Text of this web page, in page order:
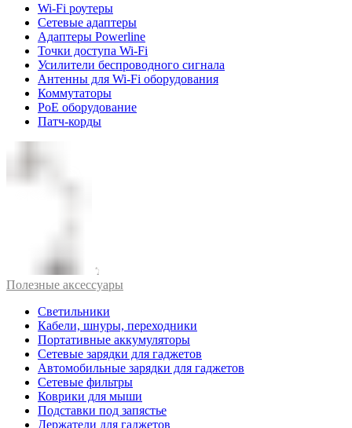
Wi-Fi роутеры
Сетевые адаптеры
Адаптеры Powerline
Точки доступа Wi-Fi
Усилители беспроводного сигнала
Антенны для Wi-Fi оборудования
Коммутаторы
PoE оборудование
Патч-корды
Полезные аксессуары
Светильники
Кабели, шнуры, переходники
Портативные аккумуляторы
Сетевые зарядки для гаджетов
Автомобильные зарядки для гаджетов
Сетевые фильтры
Коврики для мыши
Подставки под запястье
Держатели для гаджетов